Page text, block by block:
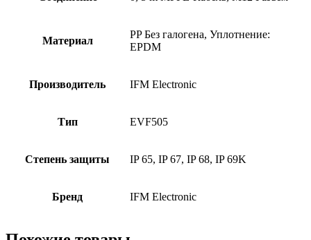
Материал
PP Без галогена, Уплотнение:
EPDM
Производитель IFM Electronic
Тип EVF505
Степень защиты IP 65, IP 67, IP 68, IP 69K
Бренд IFM Electronic